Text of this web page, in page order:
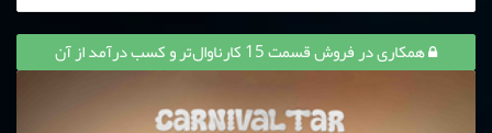
همکاری در فروش قسمت 15 کارناوال‌تر و کسب درآمد از آن